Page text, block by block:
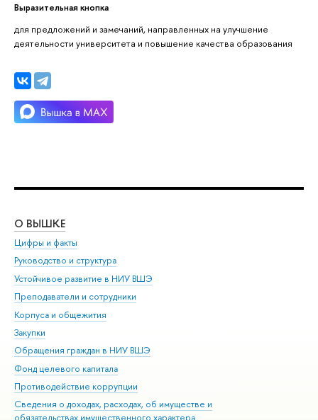
Выразительная кнопка
для предложений и замечаний, направленных на улучшение
деятельности университета и повышение качества образования
О ВЫШКЕ
Цифры и факты
Руководство и структура
Устойчивое развитие в НИУ ВШЭ
Преподаватели и сотрудники
Корпуса и общежития
Закупки
Обращения граждан в НИУ ВШЭ
Фонд целевого капитала
Противодействие коррупции
Сведения о доходах, расходах, об имуществе и